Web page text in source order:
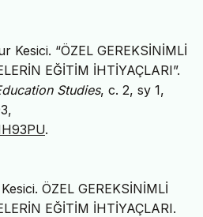
Kesici. “ÖZEL GEREKSİNİMLİ
EĞİTİM İHTİYAÇLARI”.
Studies, c. 2, sy 1,
.
ÖZEL GEREKSİNİMLİ
EĞİTİM İHTİYAÇLARI.